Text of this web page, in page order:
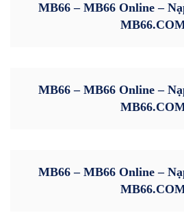
MB66 – MB66 Online –
MB66 – MB66 Online –
MB66 – MB66 Online –